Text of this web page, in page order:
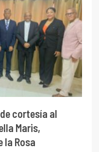
cortesía al
Maris,
la Rosa